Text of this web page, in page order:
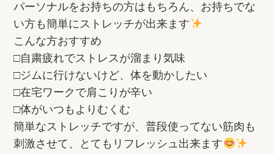
パーソナルをお持ちの方はもちろん、お持ちでな
い方も簡単にストレッチが出来ます
こんな方おすすめ
□自粛疲れでストレスが溜まり気味
□ジムに行けないけど、体を動かしたい
□在宅ワークで肩こりが辛い
□体がいつもよりむくむ
簡単なストレッチですが、普段使ってない筋肉も
刺激させて、とてもリフレッシュ出来ます